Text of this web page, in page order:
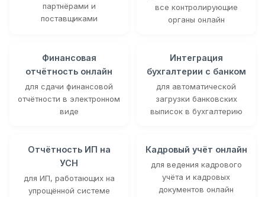
партнёрами и
поставщиками
все контролирующие
органы онлайн
Финансовая
отчётность онлайн
для сдачи финансовой
отчётности в электронном
виде
Интеграция
бухгалтерии с банком
для автоматической
загрузки банковских
выписок в бухгалтерию
Отчётность ИП на
УСН
для ИП, работающих на
упрощённой системе
Кадровый учёт онлайн
для ведения кадрового
учёта и кадровых
документов онлайн